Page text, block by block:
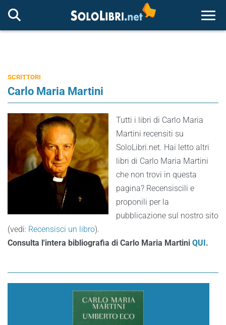
SCRITTORI
Carlo Maria Martini
Tutti i libri di Carlo Maria
Martini recensiti su
SoloLibri.net. Hai letto altri
libri di Carlo Maria Martini
che non trovi in questa
pagina? Recensiscili e
proponili per la
pubblicazione sul nostro sito
(vedi: Recensisci un libro).
Consulta l'intera bibliografia di Carlo Maria Martini QUI.